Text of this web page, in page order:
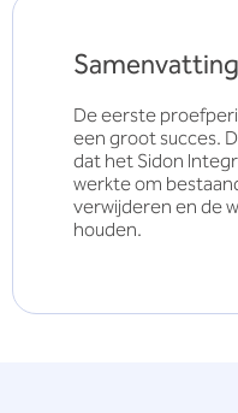
De eerste
een groot succes.
dat het Sidon
werkte om
verwijderen en de
houden.